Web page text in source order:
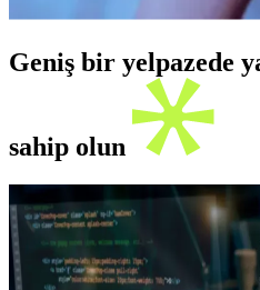
Geniş bir yelpazede
sahip olun